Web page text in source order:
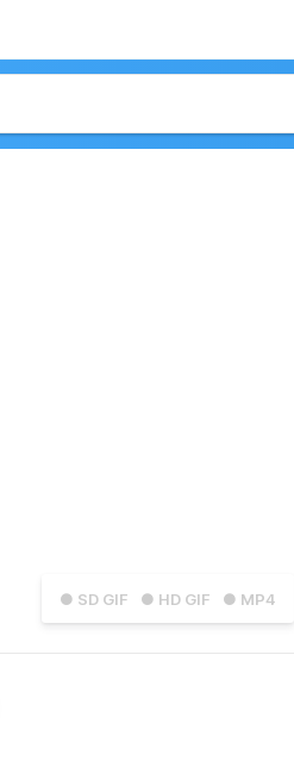
● SD GIF ● HD GIF ● MP4